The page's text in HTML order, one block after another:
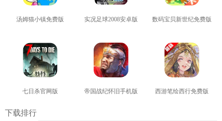
汤姆猫小镇免费版 实况足球2008安卓版 数码宝贝新世纪免费版
七日杀官网版 帝国战纪怀旧手机版 西游笔绘西行免费版
下载排行